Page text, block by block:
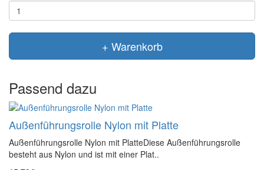
+ Warenkorb
Passend dazu
Außenführungsrolle Nylon mit Platte
Außenführungsrolle Nylon mit PlatteDiese Außenführungsrolle
besteht aus Nylon und ist mit einer Plat..